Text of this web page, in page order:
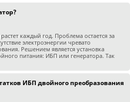
каждый год. Проблема остается за
электроэнергии чревато
Решением является установка
питания: ИБП или генератора. Так
ИБП двойного преобразования